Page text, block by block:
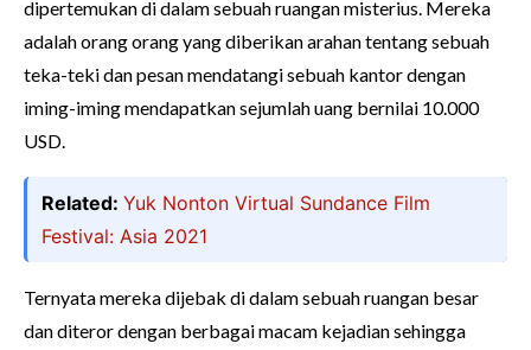
dipertemukan di dalam sebuah ruangan misterius. Mereka
adalah orang orang yang diberikan arahan tentang sebuah
teka-teki dan pesan mendatangi sebuah kantor dengan
iming-iming mendapatkan sejumlah uang bernilai 10.000
USD.
Related: Yuk Nonton Virtual Sundance Film
Festival: Asia 2021
Ternyata mereka dijebak di dalam sebuah ruangan besar
dan diteror dengan berbagai macam kejadian sehingga